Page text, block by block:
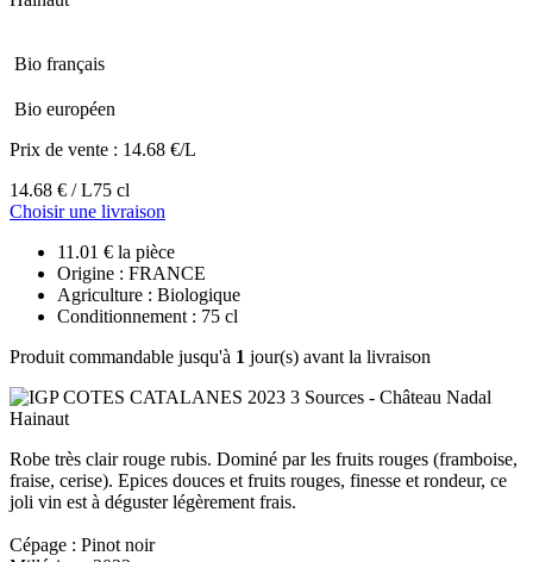
Bio français
Bio européen
Prix de vente : 14.68 €/L
14.68 € / L75 cl
Choisir une livraison
11.01 € la pièce
Origine : FRANCE
Agriculture : Biologique
Conditionnement : 75 cl
Produit commandable jusqu'à 1 jour(s) avant la livraison
Robe très clair rouge rubis. Dominé par les fruits rouges (framboise,
fraise, cerise). Epices douces et fruits rouges, finesse et rondeur, ce
joli vin est à déguster légèrement frais.
Cépage : Pinot noir